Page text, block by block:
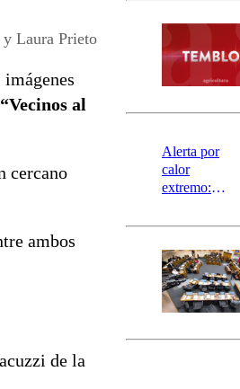
Laura Prieto
“Vecinos al
cercano
ambos
de la
río Damas:
activa
mensajería
SAE
Alerta por
calor
extremo:
activa Alerta
Preventiva en
tres comunas